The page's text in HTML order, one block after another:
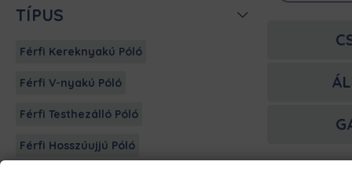
TÍPUS
Férfi Kereknyakú Póló
Férfi V-nyakú Póló
Férfi Testhezálló Póló
Férfi Hosszúujjú Póló